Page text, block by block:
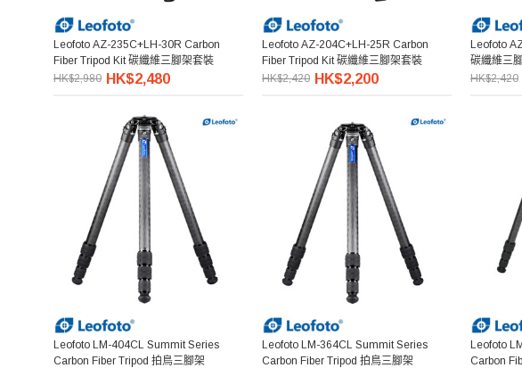
Leofoto AZ-235C+LH-30R Carbon
Fiber Tripod Kit 碳纖維三腳架套裝
HK$2,980 HK$2,480
Leofoto AZ-204C+LH-25R Carbon
Fiber Tripod Kit 碳纖維三腳架套裝
HK$2,420 HK$2,200
Leofoto
碳纖維三腳
HK$2,420
Leofoto LM-404CL Summit Series
Carbon Fiber Tripod 拍鳥三腳架
Leofoto LM-364CL Summit Series
Carbon Fiber Tripod 拍鳥三腳架
Leofoto
Carbon